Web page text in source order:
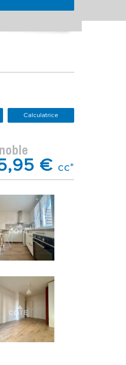
Calculatrice
€ cc*